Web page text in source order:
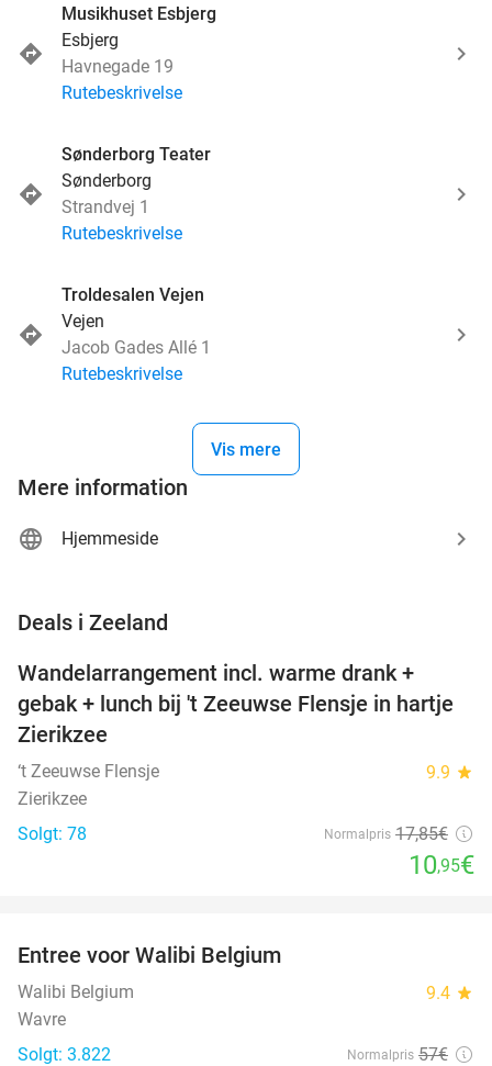
Musikhuset Esbjerg
Esbjerg
Havnegade 19
Rutebeskrivelse
Sønderborg Teater
Sønderborg
Strandvej 1
Rutebeskrivelse
Troldesalen Vejen
Vejen
Jacob Gades Allé 1
Rutebeskrivelse
Vis mere
Mere information
Hjemmeside
Deals i Zeeland
DAG
Wandelarrangement incl. warme drank +
gebak + lunch bij 't Zeeuwse Flensje in hartje
Zierikzee
‘t Zeeuwse Flensje 9.9 star
Zierikzee
Solgt: 78
Normalpris 17,85€
10,95€
Entree voor Walibi Belgium
Walibi Belgium 9.4 star
Wavre
Solgt: 3.822
Normalpris 57€